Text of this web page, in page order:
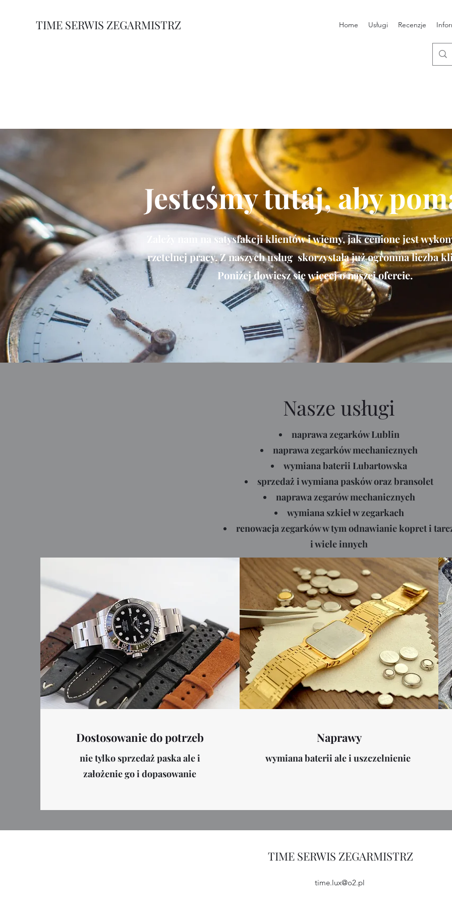
TIME SERWIS ZEGARMISTRZ Home Usługi Recenzje
Jesteśmy tutaj, aby
Zależy nam na satysfakcji klientów i wiemy, jak cenione jest
rzetelnej pracy. Z naszych usług skorzystała już ogromna liczba
Poniżej dowiesz się więcej o naszej ofercie.
Nasze usługi
naprawa zegarków Lublin
naprawa zegarków mechanicznych
wymiana baterii Lubartowska
sprzedaż i wymiana pasków oraz bransolet
naprawa zegarów mechanicznych
wymiana szkieł w zegarkach
renowacja zegarków w tym odnawianie kopret i
i wiele innych
Dostosowanie do potrzeb
nie tylko sprzedaż paska ale i
założenie go i dopasowanie
Naprawy
wymiana baterii ale i uszczelnienie
TIME SERWIS ZEGARMISTRZ
time.lux@o2.pl